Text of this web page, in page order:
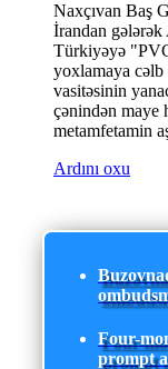
Naxçıvan Baş
İrandan
Türkiyəyə
yoxlamaya
vasitəsinin
çənindən maye
metamfetamin
Ardını oxu
Four-
prompt